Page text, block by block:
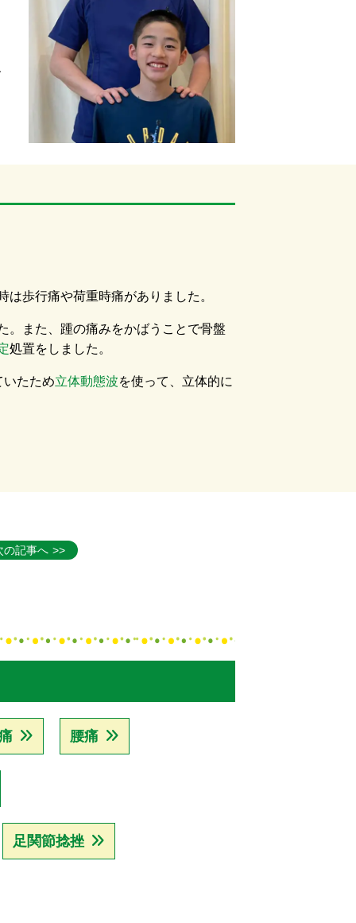
歩行痛や荷重時痛がありました。
。また、踵の痛みをかばうことで骨盤
処置をしました。
いたため立体動態波を使って、立体的に
の記事へ
腰痛
足関節捻挫